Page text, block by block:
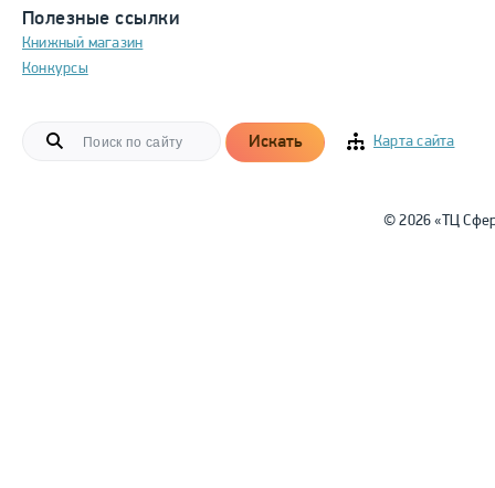
Полезные ссылки
Книжный магазин
Конкурсы
Искать Карта сайта
© 2026 «ТЦ